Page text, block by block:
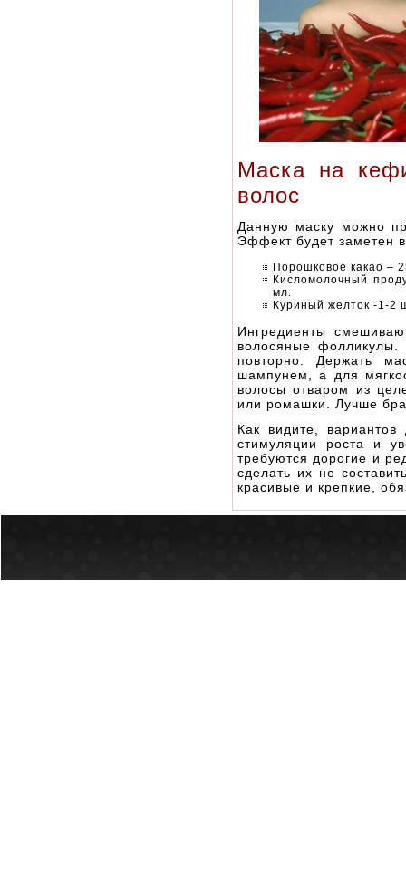
Маска на
волос
Данную маску можно
Эффект будет заметен
Порошковое какао –
Кисломолочный
мл.
Куриный желток -1-2
Ингредиенты
волосяные фолликулы.
повторно. Держать
шампунем, а для
волосы отваром из
или ромашки. Лучше
Как видите,
стимуляции роста и
требуются дорогие и
сделать их не
красивые и крепкие,